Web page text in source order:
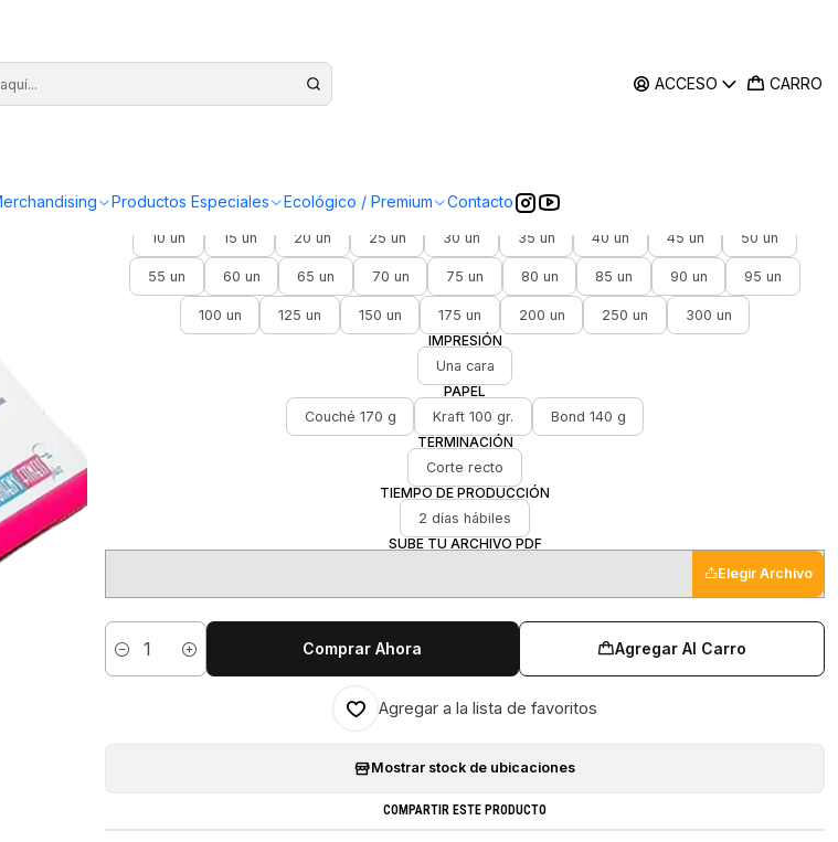
ACCESO CARRO
Productos Especiales Ecológico / Premium Contacto
Afiches tamaño 31,5x47 cm
CANTIDAD
10 un
15 un 20 un 25 un 30 un 35 un 40 un 45 un 50 un
55 un 60 un 65 un 70 un 75 un 80 un 85 un 90 un 95 un
100 un 125 un 150 un 175 un 200 un 250 un
300 un
IMPRESIÓN
Una cara
PAPEL
Couché 170 g
Kraft 100 gr.
Bond 140 g
TERMINACIÓN
Corte recto
TIEMPO DE PRODUCCIÓN
2 días hábiles
SUBE TU ARCHIVO PDF
Elegir Archivo
Cantidad
Agregar Al Carro
Comprar Ahora
Agregar a la lista de favoritos
Mostrar stock de ubicaciones
COMPARTIR ESTE PRODUCTO